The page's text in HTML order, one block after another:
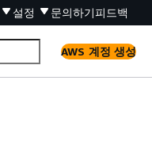
설정 문의하기피드백
AWS 계정 생성